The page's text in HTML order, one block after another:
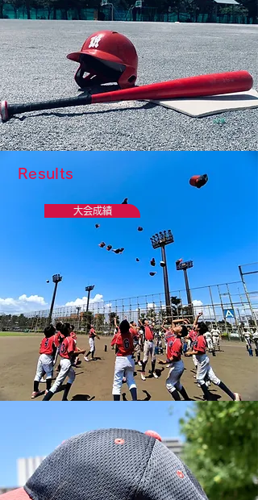
Results
大会成績